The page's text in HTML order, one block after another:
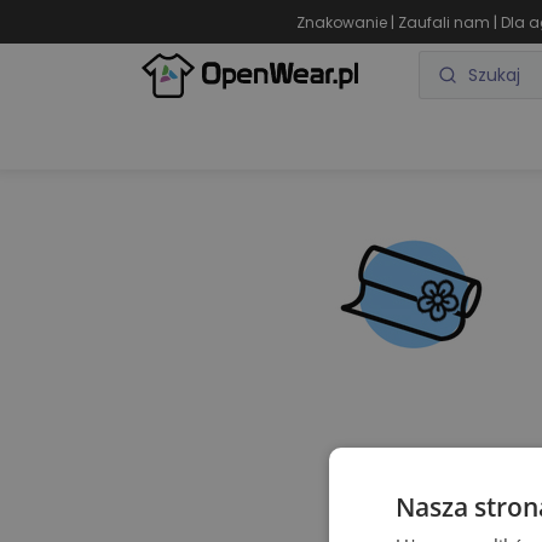
Znakowanie | Zaufali nam | Dla
Nasza